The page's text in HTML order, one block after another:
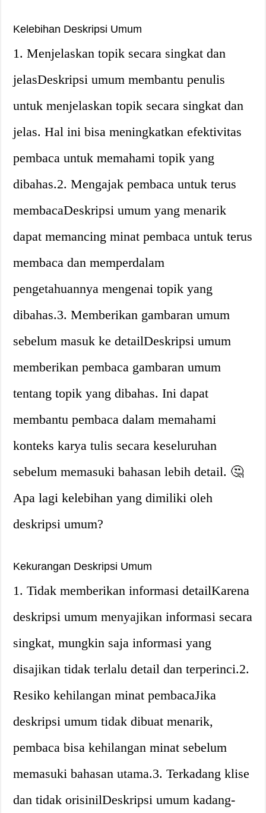
Kelebihan Deskripsi Umum
1. Menjelaskan topik secara singkat dan
jelasDeskripsi umum membantu penulis
untuk menjelaskan topik secara singkat dan
jelas. Hal ini bisa meningkatkan efektivitas
pembaca untuk memahami topik yang
dibahas.2. Mengajak pembaca untuk terus
membacaDeskripsi umum yang menarik
dapat memancing minat pembaca untuk terus
membaca dan memperdalam
pengetahuannya mengenai topik yang
dibahas.3. Memberikan gambaran umum
sebelum masuk ke detailDeskripsi umum
memberikan pembaca gambaran umum
tentang topik yang dibahas. Ini dapat
membantu pembaca dalam memahami
konteks karya tulis secara keseluruhan
sebelum memasuki bahasan lebih detail. 🤔
Apa lagi kelebihan yang dimiliki oleh
deskripsi umum?
Kekurangan Deskripsi Umum
1. Tidak memberikan informasi detailKarena
deskripsi umum menyajikan informasi secara
singkat, mungkin saja informasi yang
disajikan tidak terlalu detail dan terperinci.2.
Resiko kehilangan minat pembacaJika
deskripsi umum tidak dibuat menarik,
pembaca bisa kehilangan minat sebelum
memasuki bahasan utama.3. Terkadang klise
dan tidak orisinilDeskripsi umum kadang-